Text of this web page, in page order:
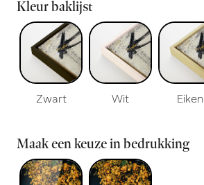
Kleur baklijst
Zwart Wit Eiken
Maak een keuze in bedrukking